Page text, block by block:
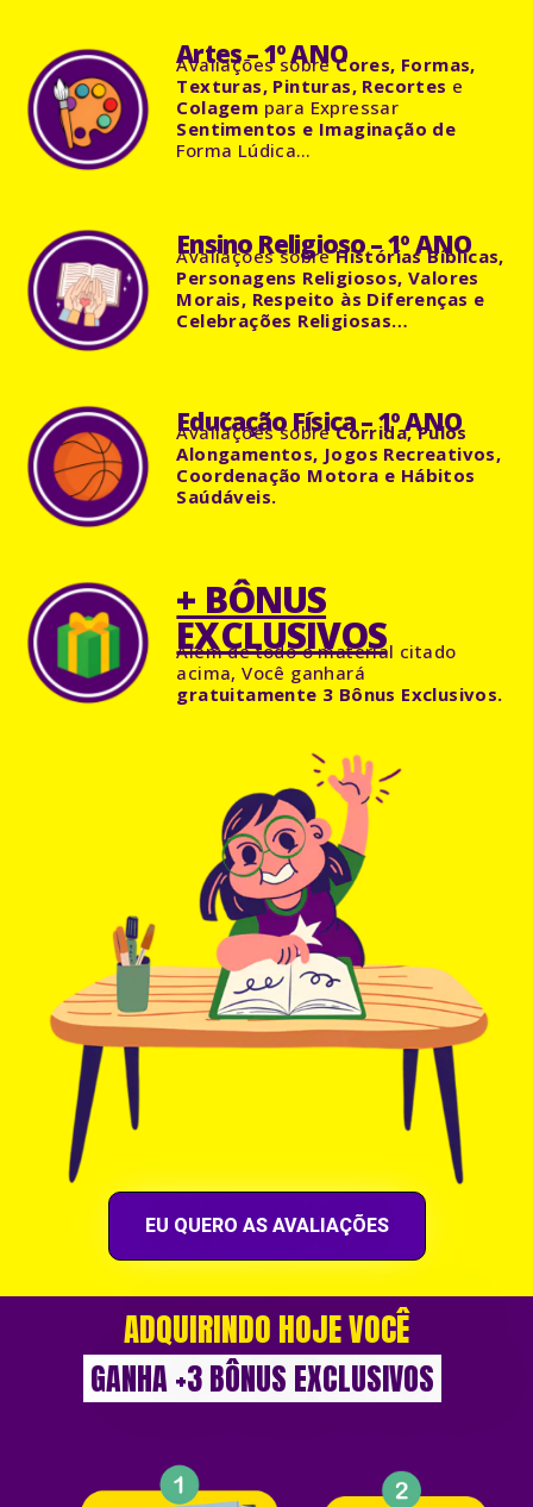
Artes – 1º ANO
Avaliações sobreCores, Formas,
Texturas, Pinturas, Recortes e
Colagem para Expressar
Sentimentos e Imaginação de
Forma Lúdica…
Ensino Religioso – 1º ANO
Avaliações sobreHistórias Bíblicas,
Personagens Religiosos, Valores
Morais, Respeito às Diferenças e
Celebrações Religiosas…
Educação Física – 1º ANO
Avaliações sobreCorrida, Pulos
Alongamentos, Jogos Recreativos,
Coordenação Motora e Hábitos
Saúdáveis.
+ BÔNUS
EXCLUSIVOS
Além de todo o material citado
acima, Você ganhará
gratuitamente 3 Bônus Exclusivos.
EU QUERO AS AVALIAÇÕES
ADQUIRINDO HOJE VOCÊ
GANHA +3 BÔNUS EXCLUSIVOS